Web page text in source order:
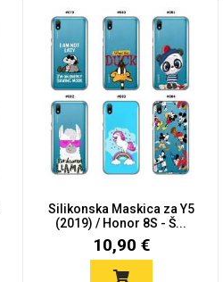
Silikonska Maskica za Y5
(2019) / Honor 8S - Š...
10,90 €